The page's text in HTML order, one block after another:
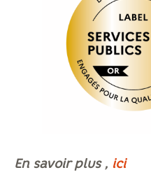
En savoir plus , ici